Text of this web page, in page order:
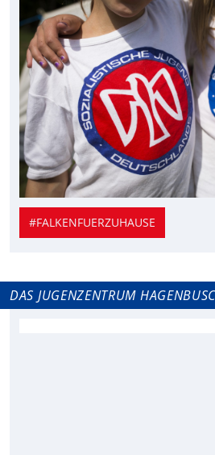
#FALKENFUERZUHAUSE
DAS JUGENZENTRUM